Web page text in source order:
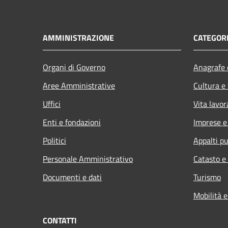
AMMINISTRAZIONE
Organi di Governo
Aree Amministrative
Uffici
Enti e fondazioni
Politici
Personale Amministrativo
Documenti e dati
Cultura
Vita
Imprese
Appalti
Catasto
Turismo
Mobilità
CONTATTI